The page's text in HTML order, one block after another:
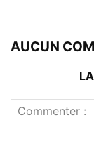
AUCUN